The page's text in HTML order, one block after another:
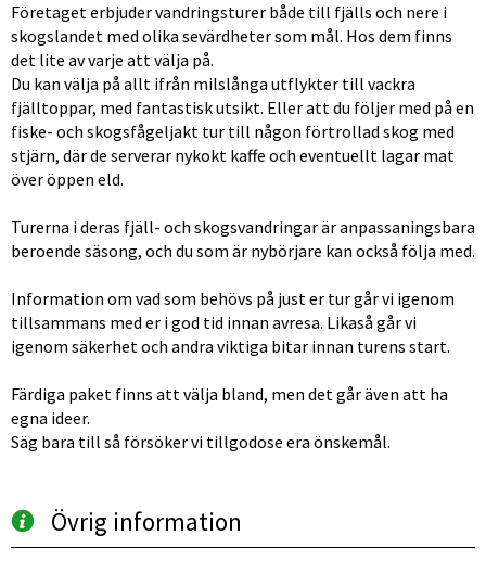
Företaget erbjuder vandringsturer både till fjälls och nere i
skogslandet med olika sevärdheter som mål. Hos dem finns
det lite av varje att välja på.
Du kan välja på allt ifrån milslånga utflykter till vackra
fjälltoppar, med fantastisk utsikt. Eller att du följer med på en
fiske- och skogsfågeljakt tur till någon förtrollad skog med
stjärn, där de serverar nykokt kaffe och eventuellt lagar mat
över öppen eld.
Turerna i deras fjäll- och skogsvandringar är anpassaningsbara
beroende säsong, och du som är nybörjare kan också följa med.
Information om vad som behövs på just er tur går vi igenom
tillsammans med er i god tid innan avresa. Likaså går vi
igenom säkerhet och andra viktiga bitar innan turens start.
Färdiga paket finns att välja bland, men det går även att ha
egna ideer.
Säg bara till så försöker vi tillgodose era önskemål.
Övrig information